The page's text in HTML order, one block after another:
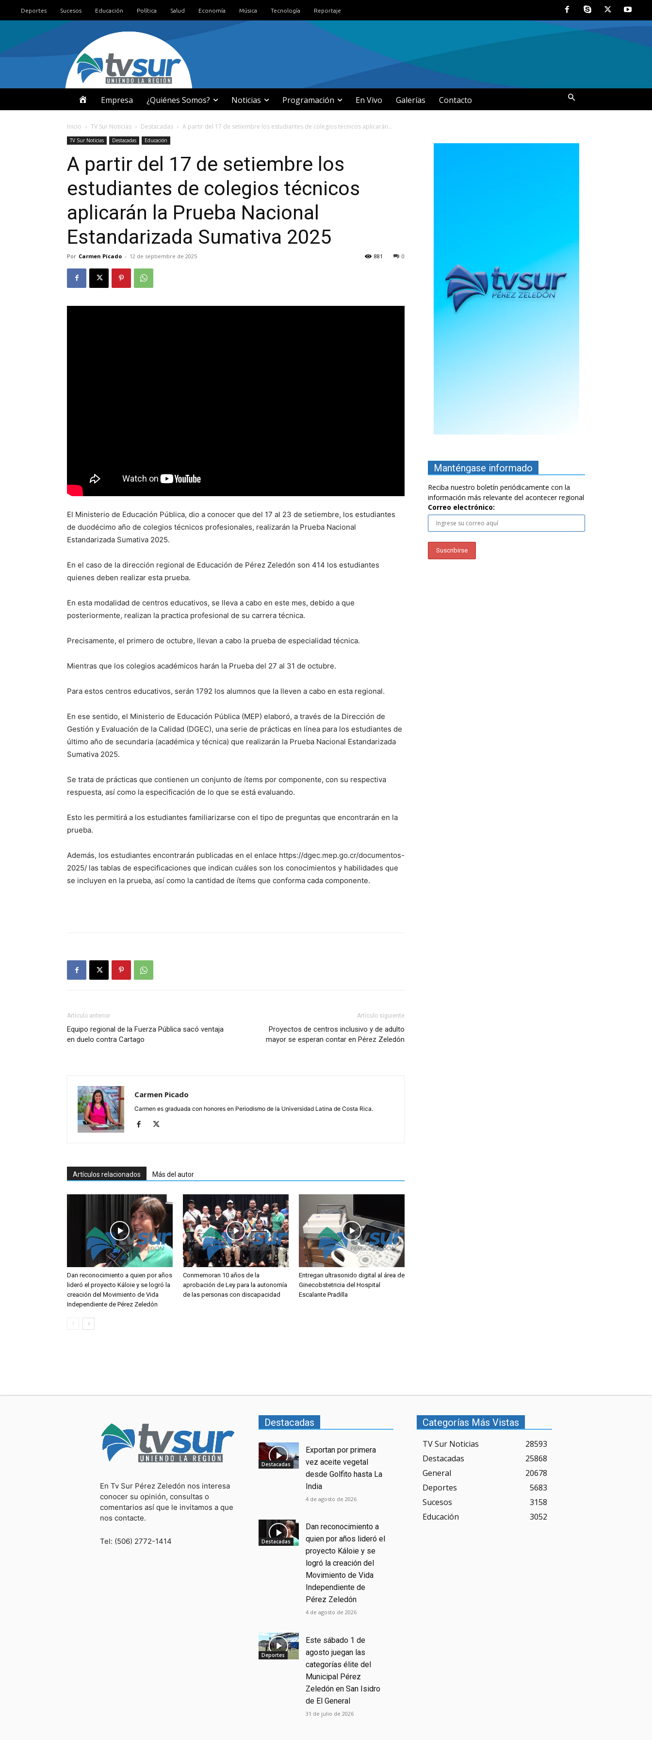
Deportes Sucesos Educación Política Salud Economía Música Tecnología Reportaje
N
I
C
O
Empresa ¿Quiénes Somos? Noticias Programación En Vivo Galerías Contacto
Inicio TV Sur Noticias Destacadas A partir del 17 de setiembre los estudiantes de colegios técnicos aplicarán...
TV Sur Noticias Destacadas Educación
A partir del 17 de setiembre los
estudiantes de colegios técnicos
aplicarán la Prueba Nacional
Estandarizada Sumativa 2025
Por Carmen Picado - 12 de septiembre de 2025 0
881
El Ministerio de Educación Pública, dio a conocer que del 17 al 23 de setiembre, los estudiantes
de duodécimo año de colegios técnicos profesionales, realizarán la Prueba Nacional
Estandarizada Sumativa 2025.
En el caso de la dirección regional de Educación de Pérez Zeledón son 414 los estudiantes
quienes deben realizar esta prueba.
En esta modalidad de centros educativos, se lleva a cabo en este mes, debido a que
posteriormente, realizan la practica profesional de su carrera técnica.
Precisamente, el primero de octubre, llevan a cabo la prueba de especialidad técnica.
Mientras que los colegios académicos harán la Prueba del 27 al 31 de octubre.
Para estos centros educativos, serán 1792 los alumnos que la lleven a cabo en esta regional.
En ese sentido, el Ministerio de Educación Pública (MEP) elaboró, a través de la Dirección de
Gestión y Evaluación de la Calidad (DGEC), una serie de prácticas en línea para los estudiantes de
último año de secundaria (académica y técnica) que realizarán la Prueba Nacional Estandarizada
Sumativa 2025.
Se trata de prácticas que contienen un conjunto de ítems por componente, con su respectiva
respuesta, así como la especificación de lo que se está evaluando.
Esto les permitirá a los estudiantes familiarizarse con el tipo de preguntas que encontrarán en la
prueba.
Además, los estudiantes encontrarán publicadas en el enlace https://dgec.mep.go.cr/documentos-
2025/ las tablas de especificaciones que indican cuáles son los conocimientos y habilidades que
se incluyen en la prueba, así como la cantidad de ítems que conforma cada componente.
Artículo anterior
Equipo regional de la Fuerza Pública sacó ventaja
en duelo contra Cartago
Artículo siguiente
Proyectos de centros inclusivo y de adulto
mayor se esperan contar en Pérez Zeledón
Carmen Picado
Carmen es graduada con honores en Periodismo de la Universidad Latina de Costa Rica.
Artículos relacionados Más del autor
Dan reconocimiento a quien por años
lideró el proyecto Káloie y se logró la
creación del Movimiento de Vida
Independiente de Pérez Zeledón
Conmemoran 10 años de la
aprobación de Ley para la autonomía
de las personas con discapacidad
Entregan ultrasonido digital al área de
Ginecobstetricia del Hospital
Escalante Pradilla
Manténgase informado
Reciba nuestro boletín periódicamente con la
información más relevante del acontecer regional
Correo electrónico:
En Tv Sur Pérez Zeledón nos interesa
conocer su opinión, consultas o
comentarios así que le invitamos a que
nos contacte.
Tel: (506) 2772-1414
Destacadas
Destacadas
Exportan por primera
vez aceite vegetal
desde Golfito hasta La
India
4 de agosto de 2026
Destacadas
Dan reconocimiento a
quien por años lideró el
proyecto Káloie y se
logró la creación del
Movimiento de Vida
Independiente de
Pérez Zeledón
4 de agosto de 2026
Deportes
Este sábado 1 de
agosto juegan las
categorías élite del
Municipal Pérez
Zeledón en San Isidro
de El General
31 de julio de 2026
Categorías Más Vistas
TV Sur Noticias
28593
Destacadas
25868
General
20678
Deportes
5683
Sucesos
3158
Educación
3052